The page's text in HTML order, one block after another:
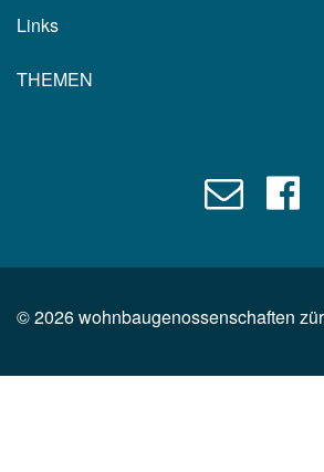
Links
THEMEN
©2026wohnbaugenossenschaften